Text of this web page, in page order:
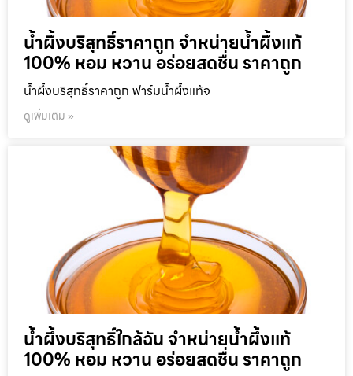
น้ำผึ้งบริสุทธิ์ราคาถูก จำหน่ายน้ำผึ้งแท้
100% หอม หวาน อร่อยสดชื่น ราคาถูก
น้ำผึ้งบริสุทธิ์ราคาถูก ฟาร์มน้ำผึ้งแท้จ
ดูเพิ่มเติม »
น้ำผึ้งบริสุทธิ์ใกล้ฉัน จำหน่ายน้ำผึ้งแท้
100% หอม หวาน อร่อยสดชื่น ราคาถูก